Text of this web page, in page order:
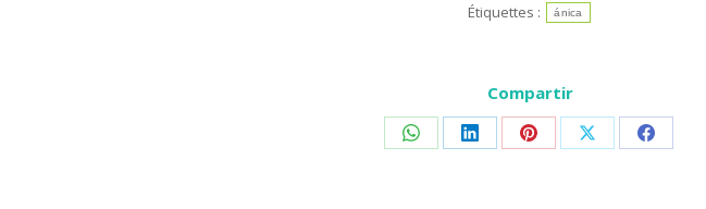
Étiquettes :
ánica
Compartir
PartagerPartagerPartagerPartagerPartager